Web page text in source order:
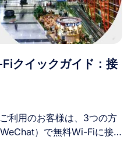
しかし、現在は空港内にイ
置されており、ご自身の端
っています。 BKK空港に
BKK空港の無料Wi-Fiはど
コク・スワンナプーム空
分間に限られます。時間
る必要があります。 バン
Fi速度はどれくらいです
クイックガイド：接
利用のお客様は、3つの方
）で無料Wi-Fiに接